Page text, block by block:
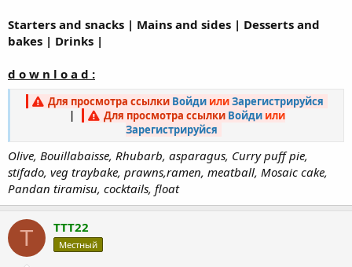
Starters and snacks | Mains and sides | Desserts and
bakes | Drinks |
d o w n l o a d :
Для просмотра ссылки Войди илиЗарегистрируйся
|
Для просмотра ссылки Войди или
Зарегистрируйся
Olive, Bouillabaisse, Rhubarb, asparagus, Curry puff pie,
stifado, veg traybake, prawns,ramen, meatball, Mosaic cake,
Pandan tiramisu, cocktails, float
T TTT22
Местный